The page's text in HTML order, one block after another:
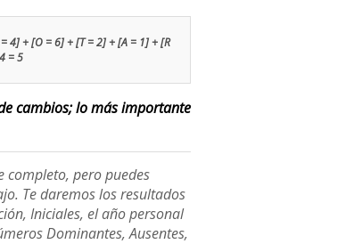
4] + [O = 6] + [T = 2] + [A = 1] + [R
= 5
cambios; lo más importante
completo, pero puedes
Te daremos los resultados
Iniciales, el año personal
Dominantes, Ausentes,